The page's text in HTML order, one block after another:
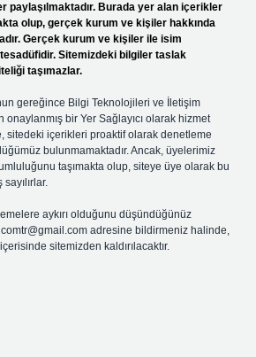
paylaşılmaktadır. Burada yer alan içerikler
olup, gerçek kurum ve kişiler hakkında
Gerçek kurum ve kişiler ile isim
Sitemizdeki bilgiler taslak
taşımazlar.
gereğince Bilgi Teknolojileri ve İletişim
onaylanmış bir Yer Sağlayıcı olarak hizmet
sitedeki içerikleri proaktif olarak denetleme
bulunmamaktadır. Ancak, üyelerimiz
taşımakta olup, siteye üye olarak bu
aykırı olduğunu düşündüğünüz
adresine bildirmeniz halinde,
sitemizden kaldırılacaktır.